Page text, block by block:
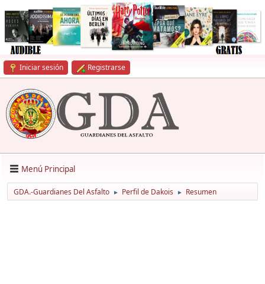
Iniciar sesión Registrarse
Menú Principal
GDA.-Guardianes Del Asfalto ► Perfil de Dakois ► Resumen